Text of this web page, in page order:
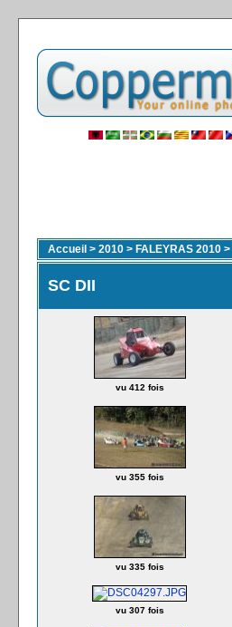
Accueil > 2010 > FALEYRAS 2010 >
SC DII
vu 412 fois
vu 355 fois
vu 335 fois
vu 307 fois